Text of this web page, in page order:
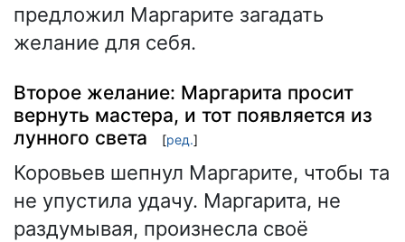
предложил Маргарите загадать
желание для себя.
Второе желание: Маргарита просит
вернуть мастера, и тот появляется из
лунного света
[ред.]
Коровьев шепнул Маргарите, чтобы та
не упустила удачу. Маргарита, не
раздумывая, произнесла своё